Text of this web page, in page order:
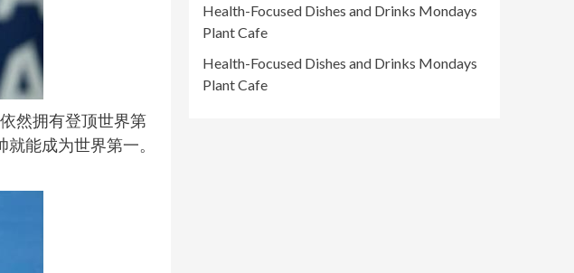
然拥有登顶世界第
能成为世界第一。
Health-Focused Dishes and Drinks Mondays
Plant Cafe
Health-Focused Dishes and Drinks Mondays
Plant Cafe